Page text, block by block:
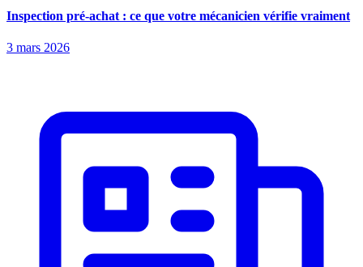
Inspection pré-achat : ce que votre mécanicien vérifie vraiment
3 mars 2026